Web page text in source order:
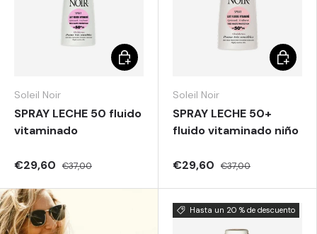
Soleil Noir
SPRAY LECHE 50 fluido
vitaminado
€29,60 €37,00
Elegir opciones
Soleil Noir
SPRAY LECHE 50+
fluido vitaminado niño
€29,60 €37,00
Elegir
Hasta un 20 % de descuento